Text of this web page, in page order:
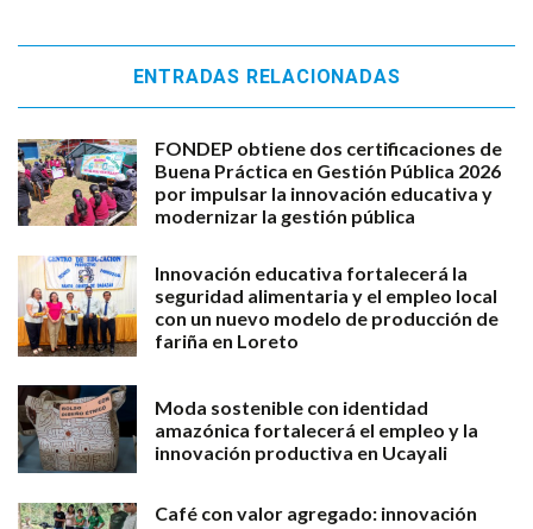
ENTRADAS RELACIONADAS
FONDEP obtiene dos certificaciones de
Buena Práctica en Gestión Pública 2026
por impulsar la innovación educativa y
modernizar la gestión pública
Innovación educativa fortalecerá la
seguridad alimentaria y el empleo local
con un nuevo modelo de producción de
fariña en Loreto
Moda sostenible con identidad
amazónica fortalecerá el empleo y la
innovación productiva en Ucayali
Café con valor agregado: innovación